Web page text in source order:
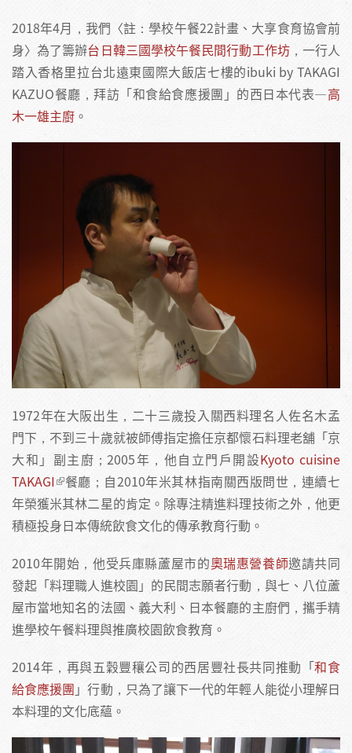
2018年4月，我們〈註：學校午餐22計畫、大享食育協會前
身〉為了籌辦台日韓三國學校午餐民間行動工作坊，一行人
踏入香格里拉台北遠東國際大飯店七樓的ibuki by TAKAGI
KAZUO餐廳，拜訪「和食給食應援團」的西日本代表—高
木一雄主廚 。
1972年在大阪出生，二十三歲投入關西料理名人佐名木孟
門下，不到三十歲就被師傅指定擔任京都懷石料理老舖「京
大和」副主廚；2005年，他自立門戶開設Kyoto cuisine
TAKAGI
餐廳；自2010年米其林指南關西版問世，連續七
年榮獲米其林二星的肯定。除專注精進料理技術之外，他更
積極投身日本傳統飲食文化的傳承教育行動。
2010年開始，他受兵庫縣蘆屋市的奧瑞惠營養師邀請共同
發起「料理職人進校園」的民間志願者行動，與七、八位蘆
屋市當地知名的法國、義大利、日本餐廳的主廚們，攜手精
進學校午餐料理與推廣校園飲食教育。
2014年，再與五穀豐穰公司的西居豐社長共同推動「和食
給食應援團 」行動，只為了讓下一代的年輕人能從小理解日
本料理的文化底蘊。